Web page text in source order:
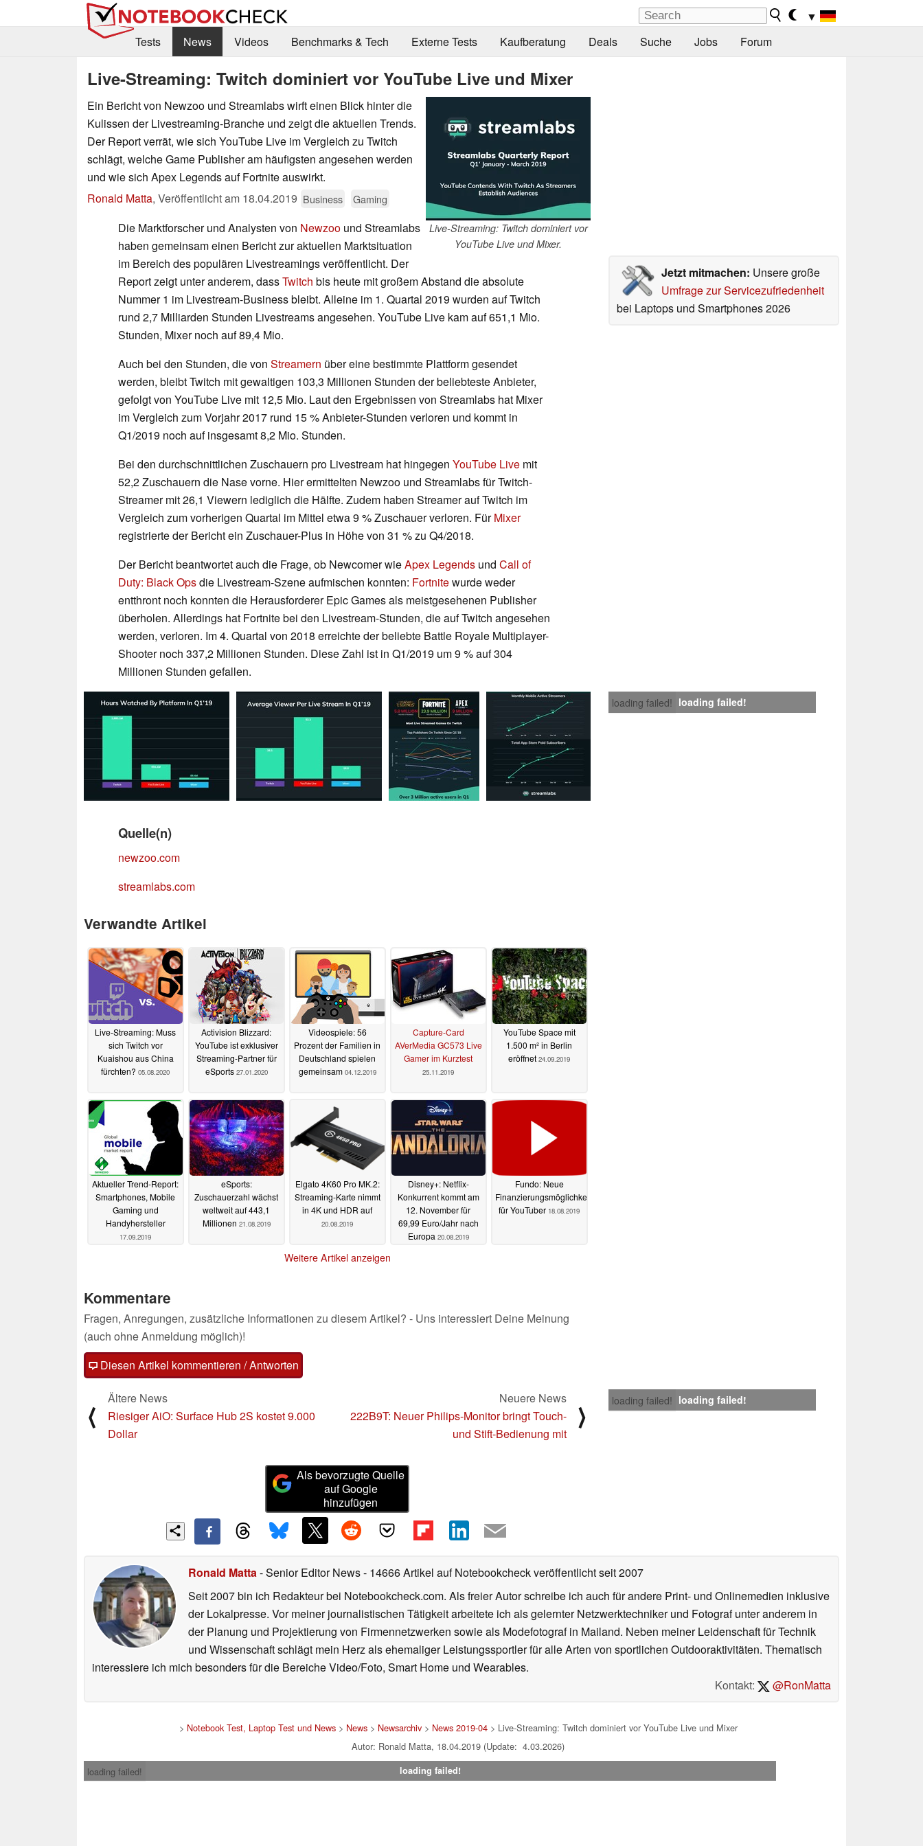
▼
Tests
News Videos Benchmarks & Tech Externe Tests Kaufberatung Deals Suche Jobs Forum
Live-Streaming: Twitch dominiert vor YouTube Live und Mixer
Live-Streaming: Twitch dominiert vor
YouTube Live und Mixer.
Ein Bericht von Newzoo und Streamlabs wirft einen Blick hinter die
Kulissen der Livestreaming-Branche und zeigt die aktuellen Trends.
Der Report verrät, wie sich YouTube Live im Vergleich zu Twitch
schlägt, welche Game Publisher am häufigsten angesehen werden
und wie sich Apex Legends auf Fortnite auswirkt.
Ronald Matta, Veröffentlicht am 18.04.2019 Business Gaming
Jetzt mitmachen: Unsere große
Umfrage zur Servicezufriedenheit
bei Laptops und Smartphones 2026
Die Marktforscher und Analysten von Newzoo und Streamlabs
haben gemeinsam einen Bericht zur aktuellen Marktsituation
im Bereich des populären Livestreamings veröffentlicht. Der
Report zeigt unter anderem, dassTwitch bis heute mit großem Abstand die absolute
Nummer 1 im Livestream-Business bleibt. Alleine im 1. Quartal 2019 wurden auf Twitch
rund 2,7 Milliarden Stunden Livestreams angesehen. YouTube Live kam auf 651,1 Mio.
Stunden, Mixer noch auf 89,4 Mio.
Auch bei den Stunden, die von Streamern über eine bestimmte Plattform gesendet
werden, bleibt Twitch mit gewaltigen 103,3 Millionen Stunden der beliebteste Anbieter,
gefolgt von YouTube Live mit 12,5 Mio. Laut den Ergebnissen von Streamlabs hat Mixer
im Vergleich zum Vorjahr 2017 rund 15 % Anbieter-Stunden verloren und kommt in
Q1/2019 noch auf insgesamt 8,2 Mio. Stunden.
Bei den durchschnittlichen Zuschauern pro Livestream hat hingegen YouTube Live mit
52,2 Zuschauern die Nase vorne. Hier ermittelten Newzoo und Streamlabs für Twitch-
Streamer mit 26,1 Viewern lediglich die Hälfte. Zudem haben Streamer auf Twitch im
Vergleich zum vorherigen Quartal im Mittel etwa 9 % Zuschauer verloren. FürMixer
registrierte der Bericht ein Zuschauer-Plus in Höhe von 31 % zu Q4/2018.
Der Bericht beantwortet auch die Frage, ob Newcomer wieApex Legends und Call of
Duty: Black Opsdie Livestream-Szene aufmischen konnten: Fortnitewurde weder
entthront noch konnten die Herausforderer Epic Games als meistgesehenen Publisher
überholen. Allerdings hat Fortnite bei den Livestream-Stunden, die auf Twitch angesehen
werden, verloren. Im 4. Quartal von 2018 erreichte der beliebte Battle Royale Multiplayer-
Shooter noch 337,2 Millionen Stunden. Diese Zahl ist in Q1/2019 um 9 % auf 304
Millionen Stunden gefallen.
loading failed! loading failed!
Quelle(n)
newzoo.com
streamlabs.com
Verwandte Artikel
Live-Streaming: Muss
sich Twitch vor
Kuaishou aus China
fürchten? 05.08.2020
Activision Blizzard:
YouTube ist exklusiver
Streaming-Partner für
eSports 27.01.2020
Videospiele: 56
Prozent der Familien in
Deutschland spielen
gemeinsam 04.12.2019
Capture-Card
AVerMedia GC573 Live
Gamer im Kurztest
25.11.2019
YouTube Space mit
1.500 m² in Berlin
eröffnet 24.09.2019
Aktueller Trend-Report:
Smartphones, Mobile
Gaming und
Handyhersteller
17.09.2019
eSports:
Zuschauerzahl wächst
weltweit auf 443,1
Millionen 21.08.2019
Elgato 4K60 Pro MK.2:
Streaming-Karte nimmt
in 4K und HDR auf
20.08.2019
Disney+: Netflix-
Konkurrent kommt am
12. November für
69,99 Euro/Jahr nach
Europa 20.08.2019
Fundo: Neue
Finanzierungsmöglichkeit
für YouTuber 18.08.2019
Weitere Artikel anzeigen
Kommentare
Fragen, Anregungen, zusätzliche Informationen zu diesem Artikel? - Uns interessiert Deine Meinung
(auch ohne Anmeldung möglich)!
Diesen Artikel kommentieren / Antworten
loading failed! loading failed!
⟨
Ältere News
Riesiger AiO: Surface Hub 2S kostet 9.000
Dollar
Neuere News
222B9T: Neuer Philips-Monitor bringt Touch-
und Stift-Bedienung mit
⟩
Als bevorzugte Quelle
auf Google
hinzufügen
Ronald Matta- Senior Editor News- 14666 Artikel auf Notebookcheck veröffentlichtseit 2007
Seit 2007 bin ich Redakteur bei Notebookcheck.com. Als freier Autor schreibe ich auch für andere Print- und Onlinemedien inklusive
der Lokalpresse. Vor meiner journalistischen Tätigkeit arbeitete ich als gelernter Netzwerktechniker und Fotograf unter anderem in
der Planung und Projektierung von Firmennetzwerken sowie als Modefotograf in Mailand. Neben meiner Leidenschaft für Technik
und Wissenschaft schlägt mein Herz als ehemaliger Leistungssportler für alle Arten von sportlichen Outdooraktivitäten. Thematisch
interessiere ich mich besonders für die Bereiche Video/Foto, Smart Home und Wearables.
Kontakt:
@RonMatta
> Notebook Test, Laptop Test und News> News> Newsarchiv> News 2019-04> Live-Streaming: Twitch dominiert vor YouTube Live und Mixer
Autor: Ronald Matta, 18.04.2019 (Update: 4.03.2026)
loading failed!
loading failed!